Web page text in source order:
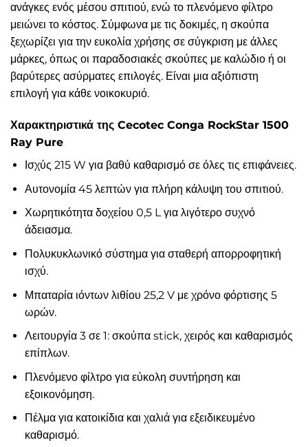
ανάγκες ενός μέσου σπιτιού, ενώ το πλενόμενο φίλτρο
μειώνει το κόστος. Σύμφωνα με τις δοκιμές, η σκούπα
ξεχωρίζει για την ευκολία χρήσης σε σύγκριση με άλλες
μάρκες, όπως οι παραδοσιακές σκούπες με καλώδιο ή οι
βαρύτερες ασύρματες επιλογές. Είναι μια αξιόπιστη
επιλογή για κάθε νοικοκυριό.
Χαρακτηριστικά της Cecotec Conga RockStar 1500
Ray Pure
Ισχύς 215 W για βαθύ καθαρισμό σε όλες τις επιφάνειες.
Αυτονομία 45 λεπτών για πλήρη κάλυψη του σπιτιού.
Χωρητικότητα δοχείου 0,5 L για λιγότερο συχνό
άδειασμα.
Πολυκυκλωνικό σύστημα για σταθερή απορροφητική
ισχύ.
Μπαταρία ιόντων λιθίου 25,2 V με χρόνο φόρτισης 5
ωρών.
Λειτουργία 3 σε 1: σκούπα stick, χειρός και καθαρισμός
επίπλων.
Πλενόμενο φίλτρο για εύκολη συντήρηση και
εξοικονόμηση.
Πέλμα για κατοικίδια και χαλιά για εξειδικευμένο
καθαρισμό.